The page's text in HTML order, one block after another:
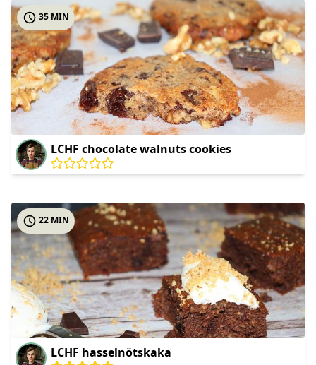
LCHF chocolate walnuts cookies
35 MIN
LCHF hasselnötskaka
22 MIN